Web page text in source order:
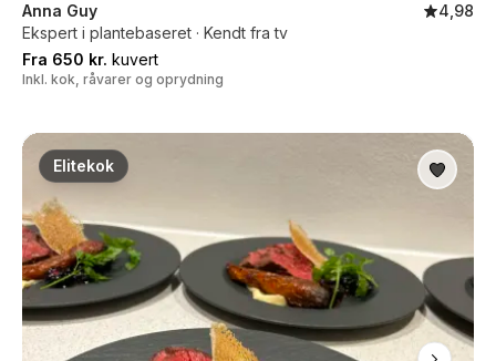
Anna Guy
4,98
Ekspert i plantebaseret · Kendt fra tv
Fra 650 kr. kuvert
Inkl. kok, råvarer og oprydning
Elitekok